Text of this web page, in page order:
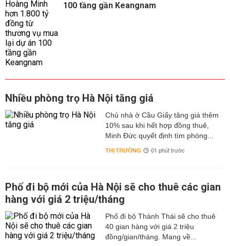
100 tầng gần Keangnam
Nhiều phòng trọ Hà Nội tăng giá
Chủ nhà ở Cầu Giấy tăng giá thêm
10% sau khi hết hợp đồng thuê,
Minh Đức quyết định tìm phòng...
THỊ TRƯỜNG 01 phút trước
Phố đi bộ mới của Hà Nội sẽ cho thuê các gian
hàng với giá 2 triệu/tháng
Phố đi bộ Thành Thái sẽ cho thuê
40 gian hàng với giá 2 triệu
đồng/gian/tháng. Mang về...